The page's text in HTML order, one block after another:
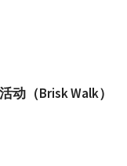
动（Brisk Walk）